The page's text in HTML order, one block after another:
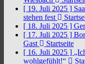
[ 19. Juli 2025 ]
stehen fest
[ 18. Juli 2025 ]
[ 17. Juli 2025 ]
Gast
Startseite
[ 16. Juli 2025 ]
wohlgefühlt!“